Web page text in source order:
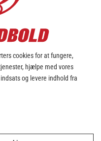
2026
cookies for at fungere,
hjælpe med vores
og levere indhold fra